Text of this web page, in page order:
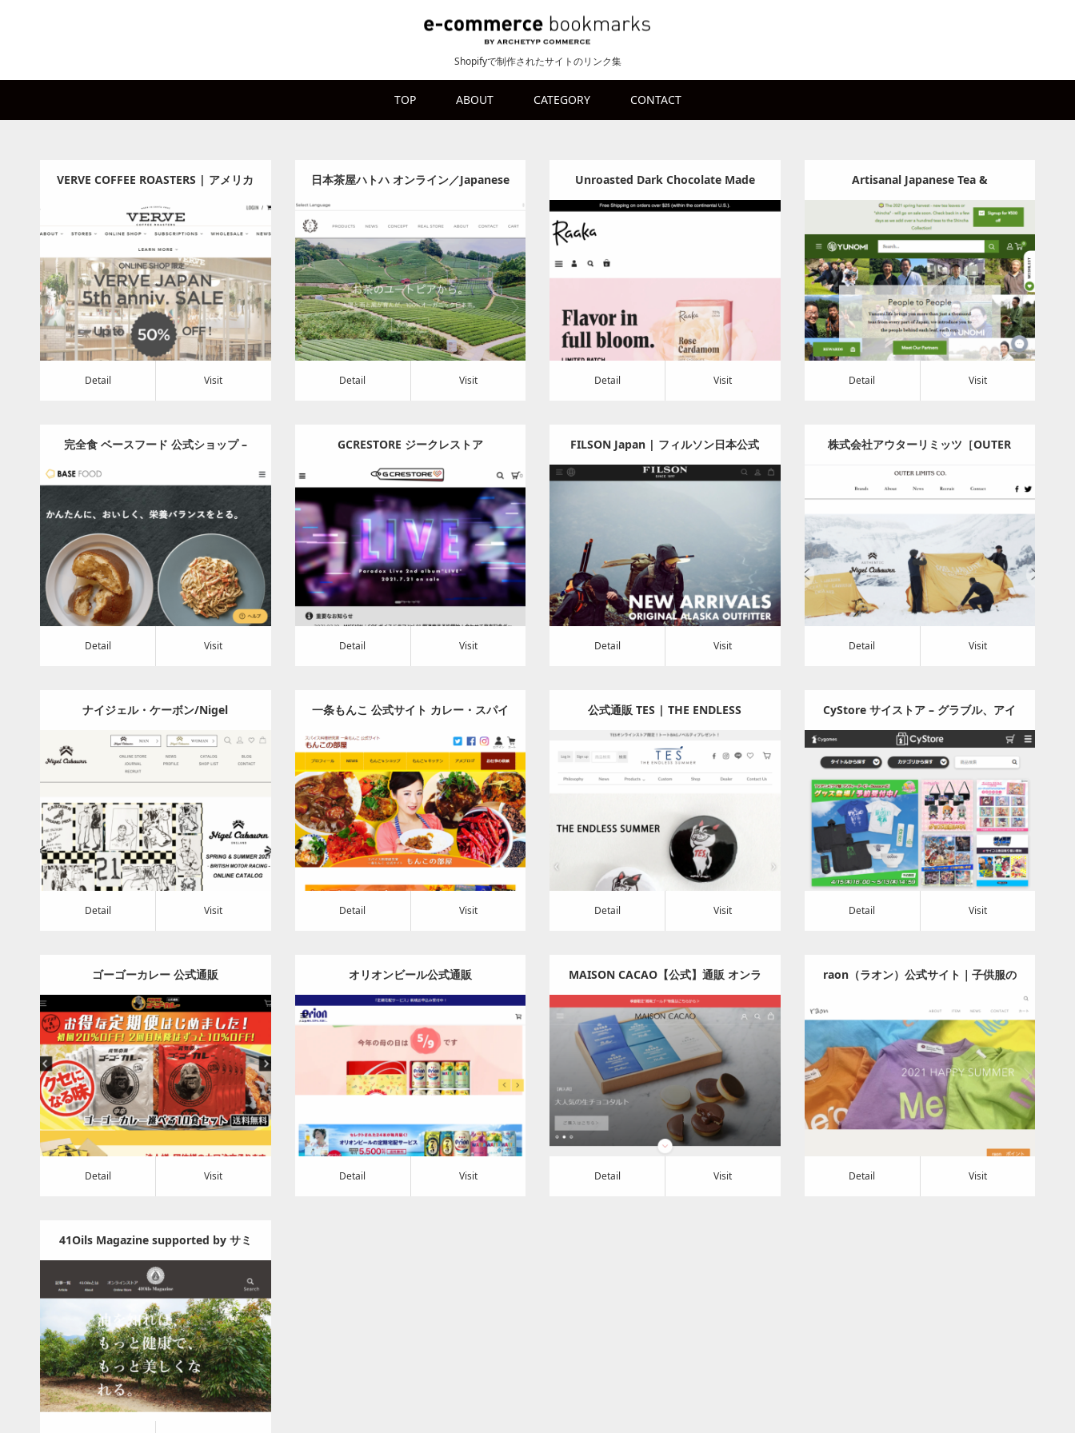
Shopifyで制作されたサイトのリンク集
TOP ABOUT CATEGORY CONTACT
VERVE COFFEE ROASTERS | アメリカ
⻄海岸発のスペシャリティコーヒーシ
ョップ「ヴァーヴ コーヒー ロースター
ズ」
Category:食料品
Detail Visit
Detail Visit
日本茶屋ハトハ オンライン／Japanese
Category:食料品
Detail Visit
Detail Visit
Unroasted Dark Chocolate Made
With Transparently Traded Cacao –
Detail Visit
Artisanal Japanese Tea &
Accessories for Your Life Steeped in
Tea – Yunomi.life
Category:食料品
Detail Visit
Detail Visit
完全食 ベースフード 公式ショップ –
BASE FOOD JP
Category:食料品
Detail Visit
Detail Visit
GCRESTORE ジークレストア
Category:ゲーム
Detail Visit
Detail Visit
FILSON Japan | フィルソン日本公式
通販
Visit
Detail Visit
株式会社アウターリミッツ［OUTER
LIMITS］
Category:
Detail Visit
Detail Visit
ナイジェル・ケーボン/Nigel
Cabourn 【公式サイト】
Category:アパレル・バッグ
Detail Visit
Detail Visit
一条もんこ 公式サイト カレー・スパイ
ス料理研究家 | もんこの部屋
Category:食料品
Detail Visit
Detail Visit
公式通販 TES | THE ENDLESS
SUMMER エンドレスサマー
Detail Visit
Detail Visit
CyStore サイストア – グラブル、アイ
マス、シャドバの公式グッズ
Category:ゲーム
Detail Visit
Detail Visit
ゴーゴーカレー 公式通販
Category:食料品
Detail Visit
Detail Visit
オリオンビール公式通販
Category:食料品
Visit
Detail Visit
MAISON CACAO【公式】通販 オンラ
インショップ
Category:食料品
Detail Visit
Detail Visit
raon（ラオン）公式サイト｜子供服の
通販
Category:アパレル・バッグ
Detail Visit
Detail Visit
41Oils Magazine supported by サミ
ット製油
Category:食料品
Detail Visit